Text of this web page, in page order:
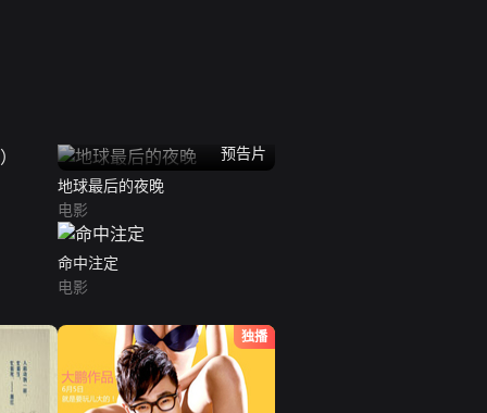
预告片
地球最后的夜晚
电影
命中注定
电影
独播